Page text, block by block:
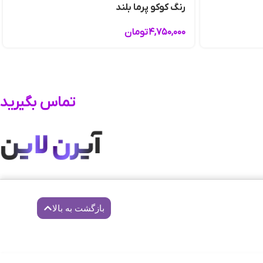
رنگ کوکو پرما بلند
۴,۷۵۰,۰۰۰تومان
تماس بگیرید
بازگشت به بالا